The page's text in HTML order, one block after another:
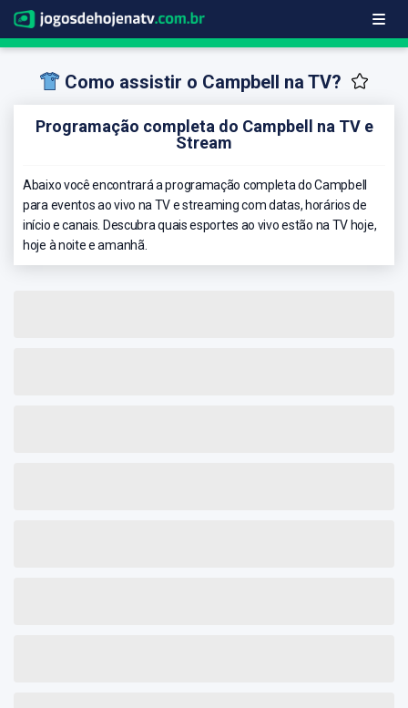
Como assistir o Campbell na TV?
Programação completa do Campbell na TV e
Stream
Abaixo você encontrará a programação completa do Campbell
para eventos ao vivo na TV e streaming com datas, horários de
início e canais. Descubra quais esportes ao vivo estão na TV hoje,
hoje à noite e amanhã.